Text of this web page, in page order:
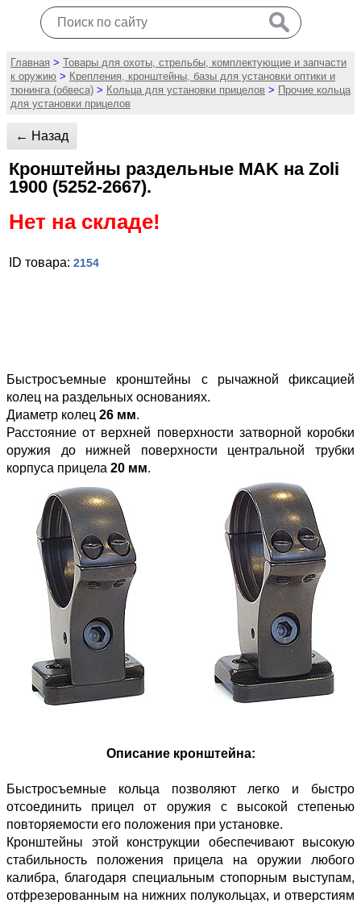
Главная > Товары для охоты, стрельбы, комплектующие и запчасти
к оружию > Крепления, кронштейны, базы для установки оптики и
тюнинга (обвеса) > Кольца для установки прицелов > Прочие кольца
для установки прицелов
← Назад
Кронштейны раздельные MAK на Zoli
1900 (5252-2667).
Нет на складе!
ID товара: 2154
Быстросъемные кронштейны с рычажной фиксацией
колец на раздельных основаниях.
Диаметр колец 26 мм.
Расстояние от верхней поверхности затворной коробки
оружия до нижней поверхности центральной трубки
корпуса прицела 20 мм.
Описание кронштейна:
Быстросъемные кольца позволяют легко и быстро
отсоединить прицел от оружия с высокой степенью
повторяемости его положения при установке.
Кронштейны этой конструкции обеспечивают высокую
стабильность положения прицела на оружии любого
калибра, благодаря специальным стопорным выступам,
отфрезерованным на нижних полукольцах, и отверстиям